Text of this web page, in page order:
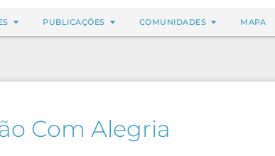
PUBLICAÇÕES COMUNIDADES MAPA
Com Alegria